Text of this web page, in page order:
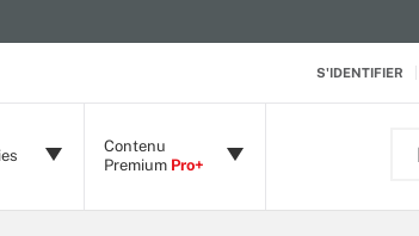
S'IDENTIFIER
Contenu
Premium Pro+